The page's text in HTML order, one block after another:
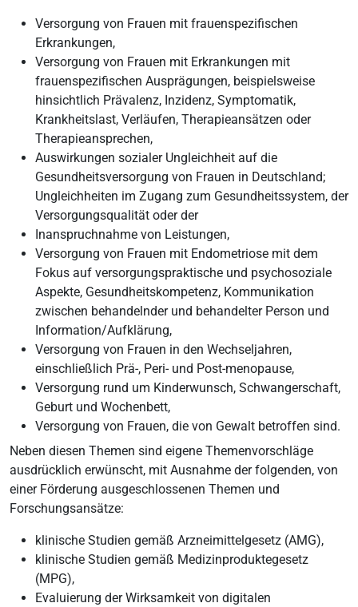
Versorgung von Frauen mit frauenspezifischen
Erkrankungen,
Versorgung von Frauen mit Erkrankungen mit
frauenspezifischen Ausprägungen, beispielsweise
hinsichtlich Prävalenz, Inzidenz, Symptomatik,
Krankheitslast, Verläufen, Therapieansätzen oder
Therapieansprechen,
Auswirkungen sozialer Ungleichheit auf die
Gesundheitsversorgung von Frauen in Deutschland;
Ungleichheiten im Zugang zum Gesundheitssystem, der
Versorgungsqualität oder der
Inanspruchnahme von Leistungen,
Versorgung von Frauen mit Endometriose mit dem
Fokus auf versorgungspraktische und psychosoziale
Aspekte, Gesundheitskompetenz, Kommunikation
zwischen behandelnder und behandelter Person und
Information/Aufklärung,
Versorgung von Frauen in den Wechseljahren,
einschließlich Prä-, Peri- und Post-menopause,
Versorgung rund um Kinderwunsch, Schwangerschaft,
Geburt und Wochenbett,
Versorgung von Frauen, die von Gewalt betroffen sind.
Neben diesen Themen sind eigene Themenvorschläge
ausdrücklich erwünscht, mit Ausnahme der folgenden, von
einer Förderung ausgeschlossenen Themen und
Forschungsansätze:
klinische Studien gemäß Arzneimittelgesetz (AMG),
klinische Studien gemäß Medizinproduktegesetz
(MPG),
Evaluierung der Wirksamkeit von digitalen